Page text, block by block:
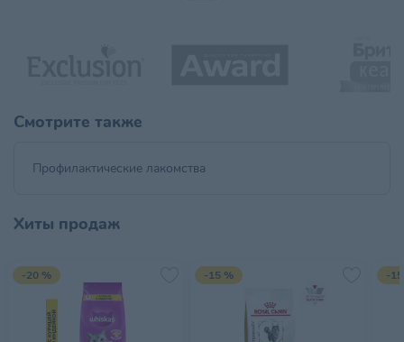
Смотрите также
Профилактические лакомства
Хиты продаж
-20 % -15 % -